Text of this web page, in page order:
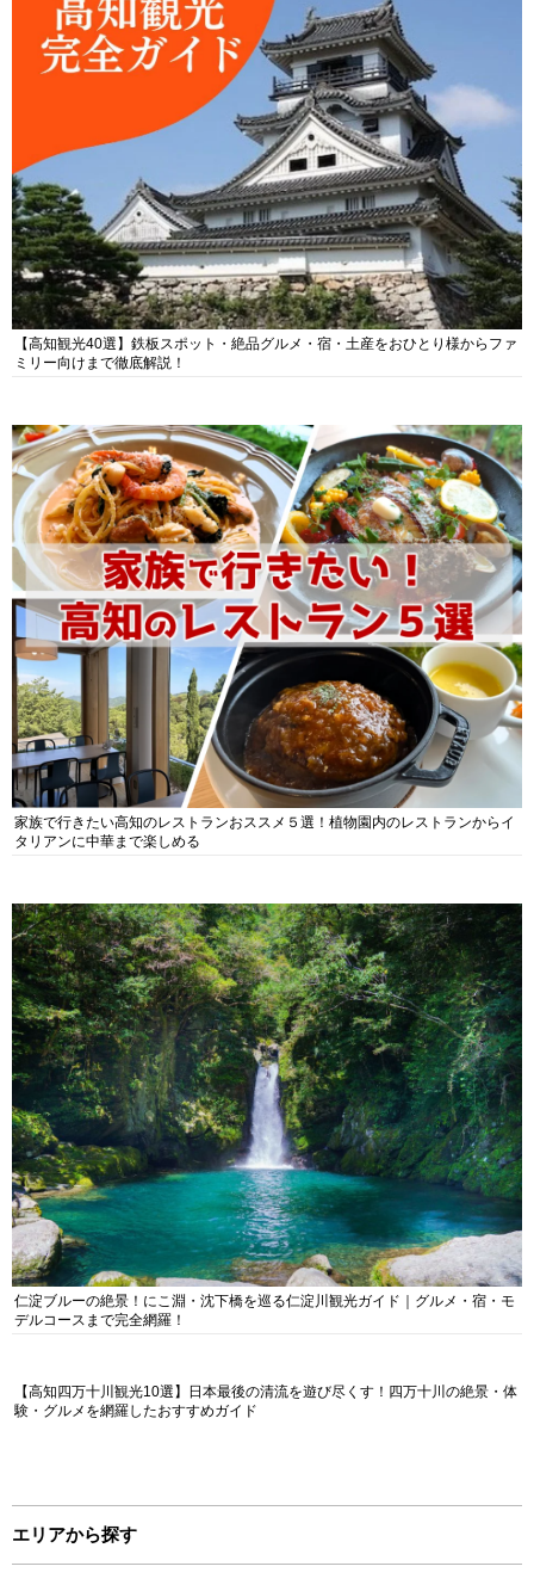
【高知観光40選】鉄板スポット・絶品グルメ・宿・土産をおひとり様からファ
ミリー向けまで徹底解説！
家族で行きたい高知のレストランおススメ５選！植物園内のレストランからイ
タリアンに中華まで楽しめる
仁淀ブルーの絶景！にこ淵・沈下橋を巡る仁淀川観光ガイド｜グルメ・宿・モ
デルコースまで完全網羅！
【高知四万十川観光10選】日本最後の清流を遊び尽くす！四万十川の絶景・体
験・グルメを網羅したおすすめガイド
エリアから探す